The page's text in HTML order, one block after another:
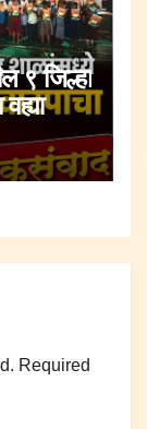
९ जिल्हा
Required